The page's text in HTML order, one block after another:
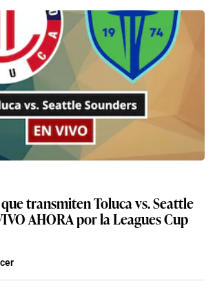
transmiten Toluca vs. Seattle
AHORA por la Leagues Cup